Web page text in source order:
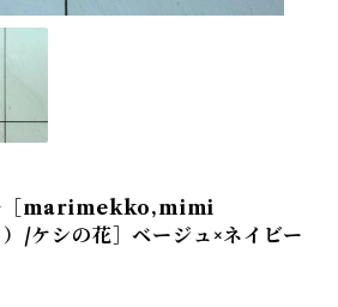
［marimekko,mimi
/ケシの花］ベージュ×ネイビー